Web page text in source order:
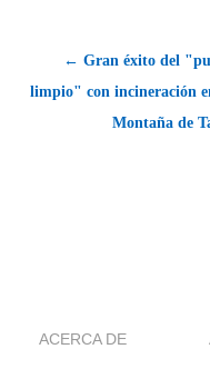
← Gran éxito del
limpio" con incineración
Montaña de
ACERCA DE